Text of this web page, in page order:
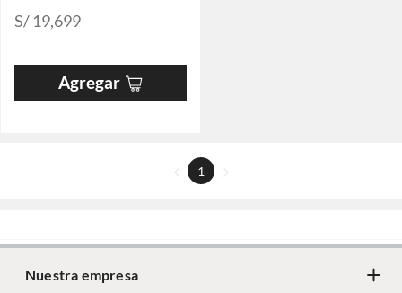
S/ 19,699
Agregar
1
Nuestra empresa